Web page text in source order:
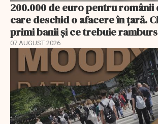
200.000 de euro pentru românii
care deschid o afacere în țară.
primi banii și ce trebuie
07 AUGUST 2026